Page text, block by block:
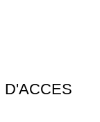
D'ACCES